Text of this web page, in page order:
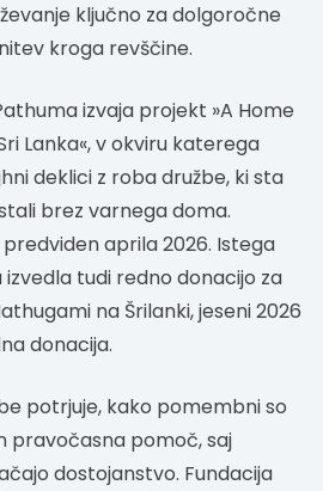
ključno za dolgoročne
kroga revščine.
izvaja projekt »A Home
Lanka«, v okviru katerega
deklici z roba družbe, ki sta
brez varnega doma.
aprila 2026. Istega
tudi redno donacijo za
na Šrilanki, jeseni 2026
donacija.
potrjuje, kako pomembni so
pravočasna pomoč, saj
dostojanstvo. Fundacija